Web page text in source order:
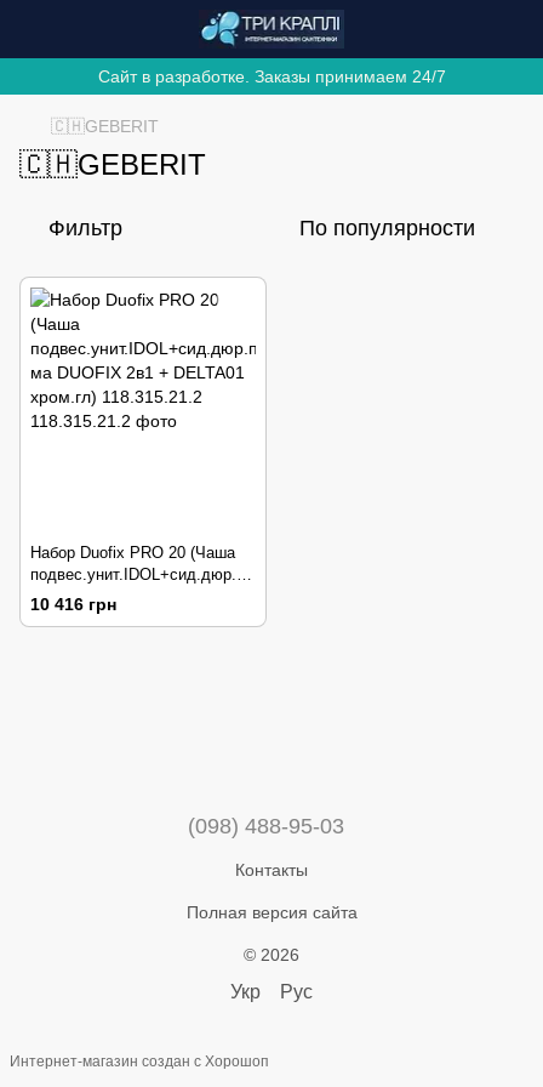
Сайт в разработке. Заказы принимаем 24/7
🇨🇭GEBERIT
🇨🇭GEBERIT
Фильтр По популярности
Набор Duofix PRO 20 (Чаша
подвес.унит.IDOL+сид.дюр.по
в.под+инст.с-ма DUOFIX 2в1
+ DELTA01 хром.гл)
10 416 грн
(098) 488-95-03
Контакты
Полная версия сайта
© 2026
Укр Рус
Интернет-магазин создан с Хорошоп